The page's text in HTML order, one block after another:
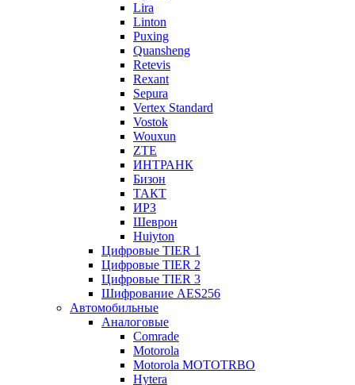
Lira
Linton
Puxing
Quansheng
Retevis
Rexant
Sepura
Vertex Standard
Vostok
Wouxun
ZTE
ИНТРАНК
Бизон
ТАКТ
ИРЗ
Шеврон
Huiyton
Цифровые TIER 1
Цифровые TIER 2
Цифровые TIER 3
Шифрование AES256
Автомобильные
Аналоговые
Comrade
Motorola
Motorola MOTOTRBO
Hytera